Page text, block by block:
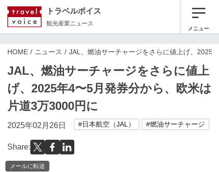
トラベルボイス
観光産業ニュース
メニュー
HOME ニュース JAL、燃油サーチャージをさらに値上げ、2025
JAL、燃油サーチャージをさらに値上
げ、2025年4〜5月発券分から、欧米は
片道3万3000円に
2025年02月26日 #日本航空（JAL） #燃油サーチャージ
Share:
メールに転送